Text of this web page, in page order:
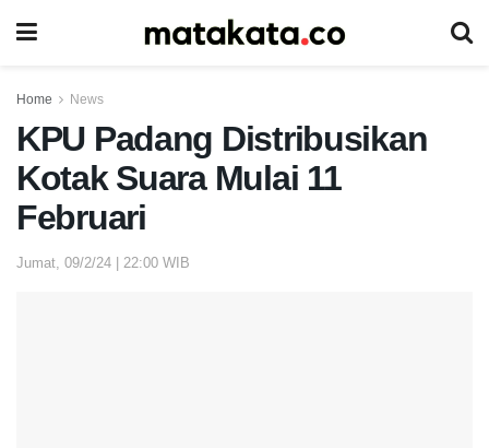
Home News
KPU Padang Distribusikan
Kotak Suara Mulai 11
Februari
Jumat, 09/2/24 | 22:00 WIB